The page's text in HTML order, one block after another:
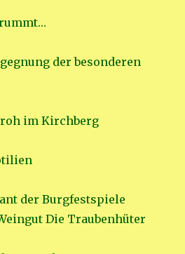
der besonderen
im Kirchberg
der Burgfestspiele
Die Traubenhüter